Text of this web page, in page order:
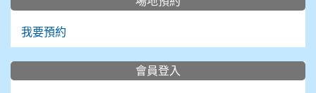
我要預約
會員登入